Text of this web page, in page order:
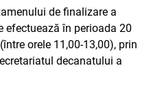
de finalizare a
efectuează în perioada 20
orele 11,00-13,00), prin
decanatului a